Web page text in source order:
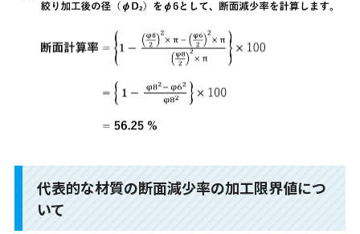
代表的な材質の断面減少率の加工限界値につ
いて